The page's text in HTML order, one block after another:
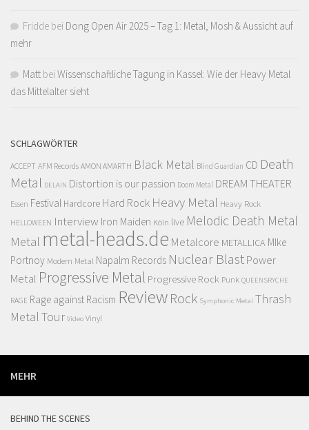
Fridde bei Dong Open Air 2025 – Tag 1: Metal, Mosh & Aussicht auf
mehr
Matt bei Wissenschaftliche Tagung in Kassel: Wie der Heavy Metal
das Mittelalter sieht
SCHLAGWÖRTER
ACCEPT AFM Records AMON AMARTH Black Metal Blind Guardian CD Death
Metal DELAIN Distortion is our passion Doom Metal DREAM THEATER
Essen Festival Hardcore Hard Rock Heavy Metal Heavy Rock
HELLOWEEN Interview Iron Maiden Köln live Melodic Death Metal
Metal metal-heads.de Metalcore METALLICA MIke
Portnoy Modern Metal Napalm Records Nuclear Blast Power
Metal Progressive Metal Progressive Rock Punk QUEENSRYCHE
RAGE Rage against Racism Review Rock Symphonic Metal Thrash
MetalTour Video Vinyl
MEHR
BEHIND THE SCENES